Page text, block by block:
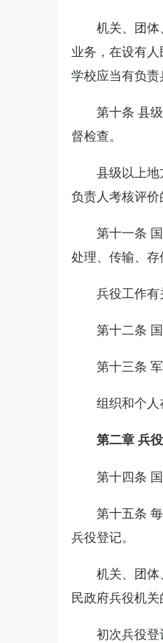
机关、团
业务，在设有
学校应当有负责
第十条 县
督检查。
县级以上
负责人考核评价
第十一条
处理、传输、存
兵役工作
第十二条
第十三条
组织和个人
第二章 兵
第十四条
第十五条
兵役登记。
机关、团
民政府兵役机
初次兵役